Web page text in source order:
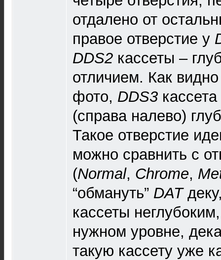
отдалено от
правое отверстие у
DDS2 кассеты –
отличием. Как
фото, DDS3
(справа налево)
Такое отверстие
можно сравнить c
(Normal, Chrome,
“обмануть” DAT
кассеты
нужном уровне,
такую кассету уже